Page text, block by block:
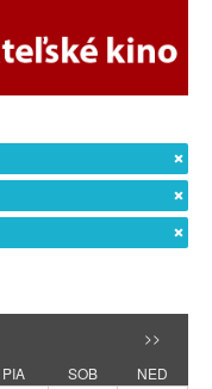
>>
PIA SOB
NED